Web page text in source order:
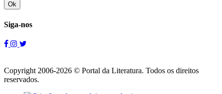
Ok
Siga-nos
Copyright 2006-2026 © Portal da Literatura. Todos os direitos
reservados.